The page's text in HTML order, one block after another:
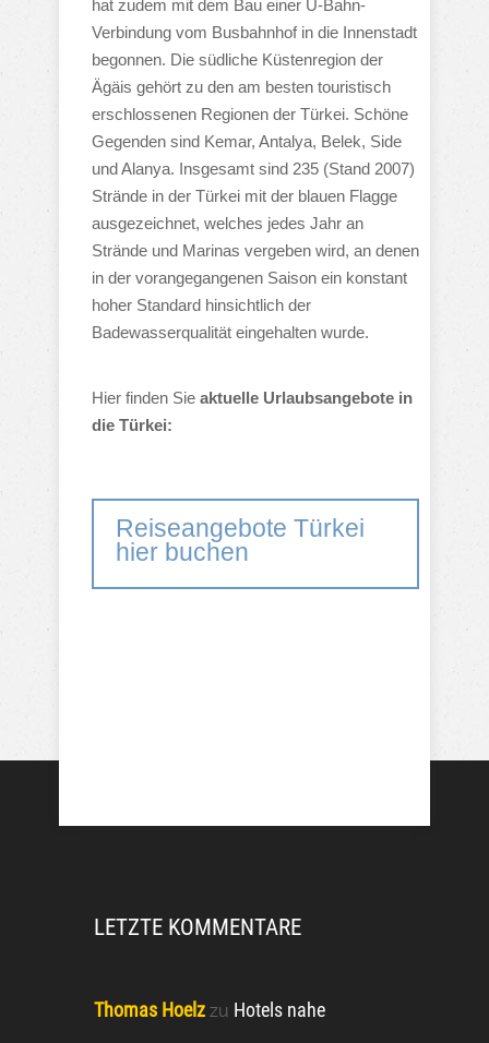
hat zudem mit dem Bau einer U-Bahn-
Verbindung vom Busbahnhof in die Innenstadt
begonnen. Die südliche Küstenregion der
Ägäis gehört zu den am besten touristisch
erschlossenen Regionen der Türkei. Schöne
Gegenden sind Kemar, Antalya, Belek, Side
und Alanya. Insgesamt sind 235 (Stand 2007)
Strände in der Türkei mit der blauen Flagge
ausgezeichnet, welches jedes Jahr an
Strände und Marinas vergeben wird, an denen
in der vorangegangenen Saison ein konstant
hoher Standard hinsichtlich der
Badewasserqualität eingehalten wurde.
Hier finden Sie aktuelle Urlaubsangebote in
die Türkei:
Reiseangebote Türkei
hier buchen
LETZTE KOMMENTARE
Thomas Hoelz zu Hotels nahe